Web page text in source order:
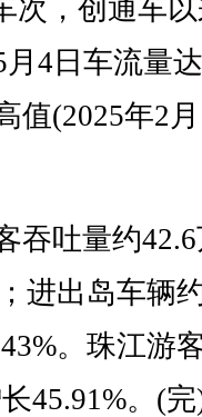
次，创通车
4日车流量
值(2025年2
吐量约42.6
进出岛车辆
。珠江游
45.91%。(